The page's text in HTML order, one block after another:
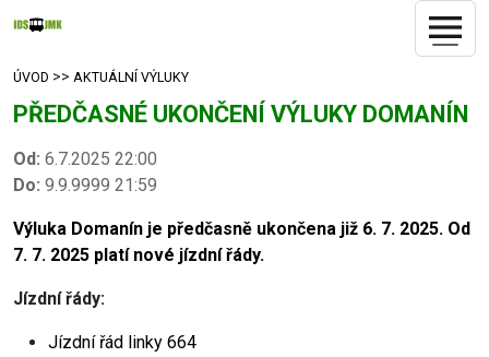
ÚVOD >> AKTUÁLNÍ VÝLUKY
PŘEDČASNÉ UKONČENÍ VÝLUKY DOMANÍN
Od: 6.7.2025 22:00
Do: 9.9.9999 21:59
Výluka Domanín je předčasně ukončena již 6. 7. 2025. Od
7. 7. 2025 platí nové jízdní řády.
Jízdní řády:
Jízdní řád linky 664